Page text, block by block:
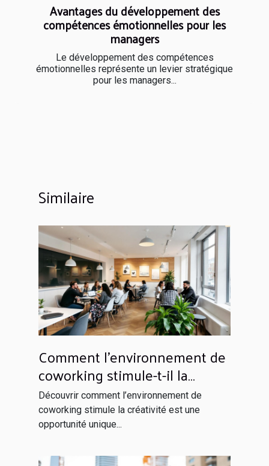
Avantages du développement des
compétences émotionnelles pour les
managers
Le développement des compétences
émotionnelles représente un levier stratégique
pour les managers...
Similaire
Comment l'environnement de
coworking stimule-t-il la
créativité?
Découvrir comment l’environnement de
coworking stimule la créativité est une
opportunité unique...